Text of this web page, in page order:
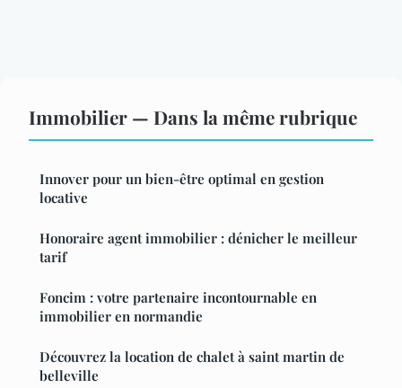
Immobilier — Dans la même rubrique
Innover pour un bien-être optimal en gestion
locative
Honoraire agent immobilier : dénicher le meilleur
tarif
Foncim : votre partenaire incontournable en
immobilier en normandie
Découvrez la location de chalet à saint martin de
belleville